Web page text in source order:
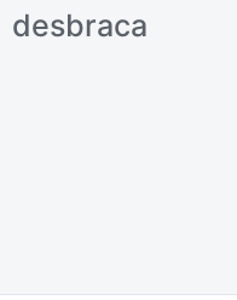
desbraca